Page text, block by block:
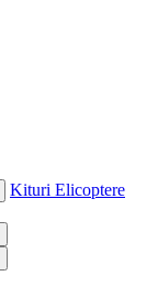
Kituri Elicoptere